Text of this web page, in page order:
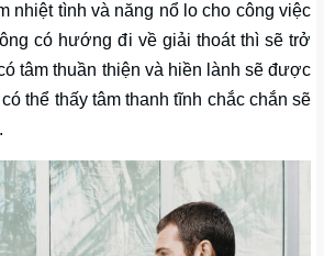
nhiệt tình và năng nổ lo cho công việc
có hướng đi về giải thoát thì sẽ trở
tâm thuần thiện và hiền lành sẽ được
thể thấy tâm thanh tĩnh chắc chắn sẽ